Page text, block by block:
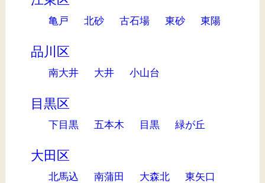
亀戸 北砂 古石場 東砂 東陽
品川区
南大井 大井 小山台
目黒区
下目黒 五本木 目黒 緑が丘
大田区
北馬込 南蒲田 大森北 東矢口